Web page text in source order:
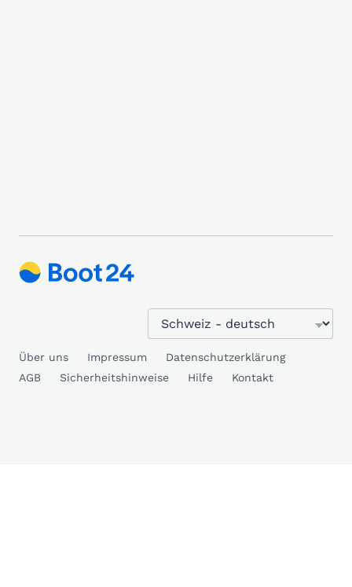
Über uns Impressum
Datenschutzerklärung
AGB
Sicherheitshinweise Hilfe Kontakt